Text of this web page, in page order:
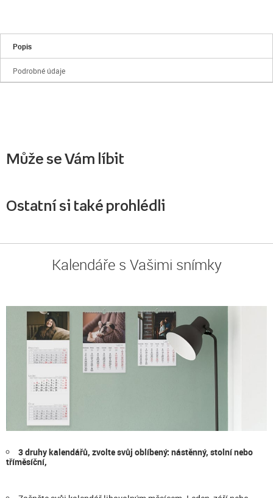
Popis
Podrobné údaje
Může se Vám líbit
Ostatní si také prohlédli
Kalendáře s Vašimi snímky
3 druhy kalendářů, zvolte svůj oblíbený: nástěnný, stolní nebo
tříměsíční,